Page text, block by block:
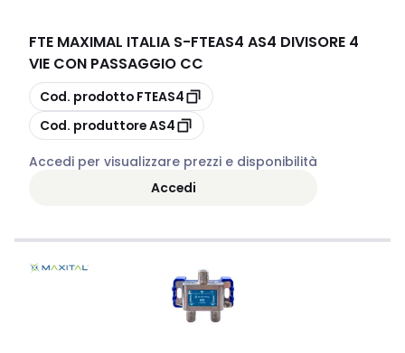
FTE MAXIMAL ITALIA S-FTEAS4 AS4 DIVISORE 4
VIE CON PASSAGGIO CC
copia
Cod. prodotto FTEAS4
copia
Cod. produttoreAS4
Accedi per visualizzare prezzi e disponibilità
Accedi